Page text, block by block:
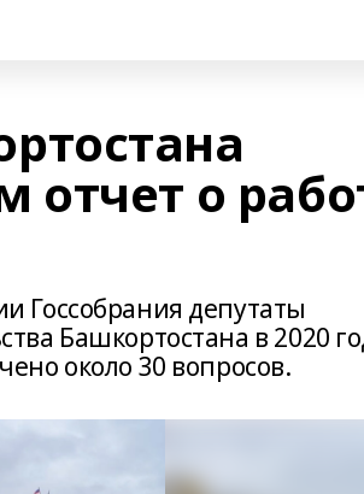
отчет о
Госсобрания депутаты
Башкортостана в 2020
около 30 вопросов.